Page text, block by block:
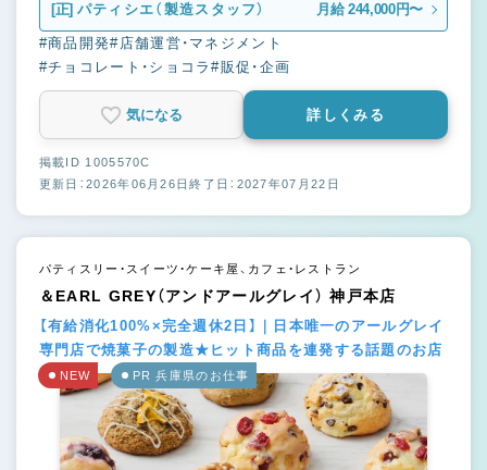
[正] パティシエ（製造スタッフ） 月給 244,000円〜
#商品開発#店舗運営・マネジメント
#チョコレート・ショコラ#販促・企画
気になる 詳しくみる
掲載ID 1005570C
更新日：2026年06月26日終了日：2027年07月22日
パティスリー・スイーツ・ケーキ屋、カフェ・レストラン
＆EARL GREY（アンドアールグレイ） 神戸本店
【有給消化100%×完全週休2日】｜日本唯一のアールグレイ
専門店で焼菓子の製造★ヒット商品を連発する話題のお店
NEW PR 兵庫県のお仕事